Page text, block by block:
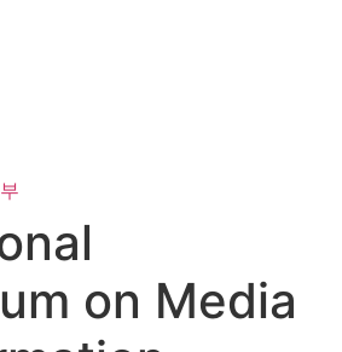
on Media